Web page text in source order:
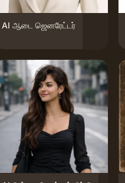
AI ஆடை ஜெனரேட்டர்